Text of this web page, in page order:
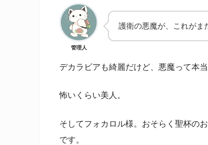
管理人
護衛の悪魔が、これがま
デカラビアも綺麗だけど、悪魔って本
怖いくらい美人。
そしてフォカロル様。おそらく聖杯の
です。